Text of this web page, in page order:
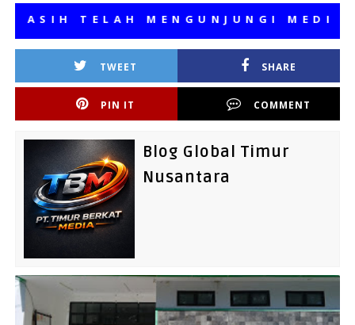
TELAH MENGUNJUNGI MEDIA KAMI,
TWEET SHARE
PIN IT COMMENT
Blog Global Timur
Nusantara